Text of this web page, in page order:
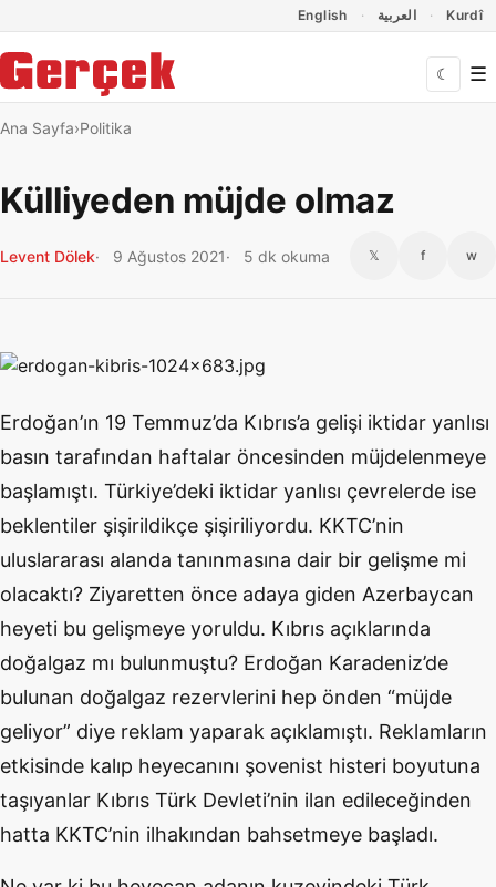
English العربية Kurdî
☾ ☰
Ana Sayfa Politika
Külliyeden müjde olmaz
Levent Dölek 9 Ağustos 2021 5 dk okuma 𝕏 f w
Erdoğan’ın 19 Temmuz’da Kıbrıs’a gelişi iktidar yanlısı
basın tarafından haftalar öncesinden müjdelenmeye
başlamıştı. Türkiye’deki iktidar yanlısı çevrelerde ise
beklentiler şişirildikçe şişiriliyordu. KKTC’nin
uluslararası alanda tanınmasına dair bir gelişme mi
olacaktı? Ziyaretten önce adaya giden Azerbaycan
heyeti bu gelişmeye yoruldu. Kıbrıs açıklarında
doğalgaz mı bulunmuştu? Erdoğan Karadeniz’de
bulunan doğalgaz rezervlerini hep önden “müjde
geliyor” diye reklam yaparak açıklamıştı. Reklamların
etkisinde kalıp heyecanını şovenist histeri boyutuna
taşıyanlar Kıbrıs Türk Devleti’nin ilan edileceğinden
hatta KKTC’nin ilhakından bahsetmeye başladı.